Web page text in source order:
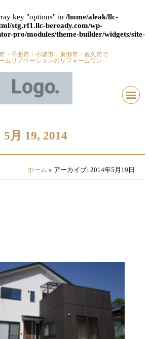
key "options" in /home/aleak/llc-
stg.rf1.llc-beready.com/wp-
pro/modules/theme-builder/widgets/site-
・千曲市・小諸市・東御市・佐久市で
ムリノベーションのリフォームワン
5月 19, 2014
ホーム » アーカイブ: 2014年5月19日